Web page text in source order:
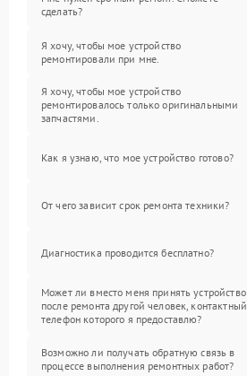
сделать?
Я хочу, чтобы мое устройство
ремонтировали при мне.
Я хочу, чтобы мое устройство
ремонтировалось только оригинальными
запчастями.
Как я узнаю, что мое устройство готово?
От чего зависит срок ремонта техники?
Диагностика проводится бесплатно?
Может ли вместо меня принять устройство
после ремонта другой человек, контактный
телефон которого я предоставлю?
Возможно ли получать обратную связь в
процессе выполнения ремонтных работ?